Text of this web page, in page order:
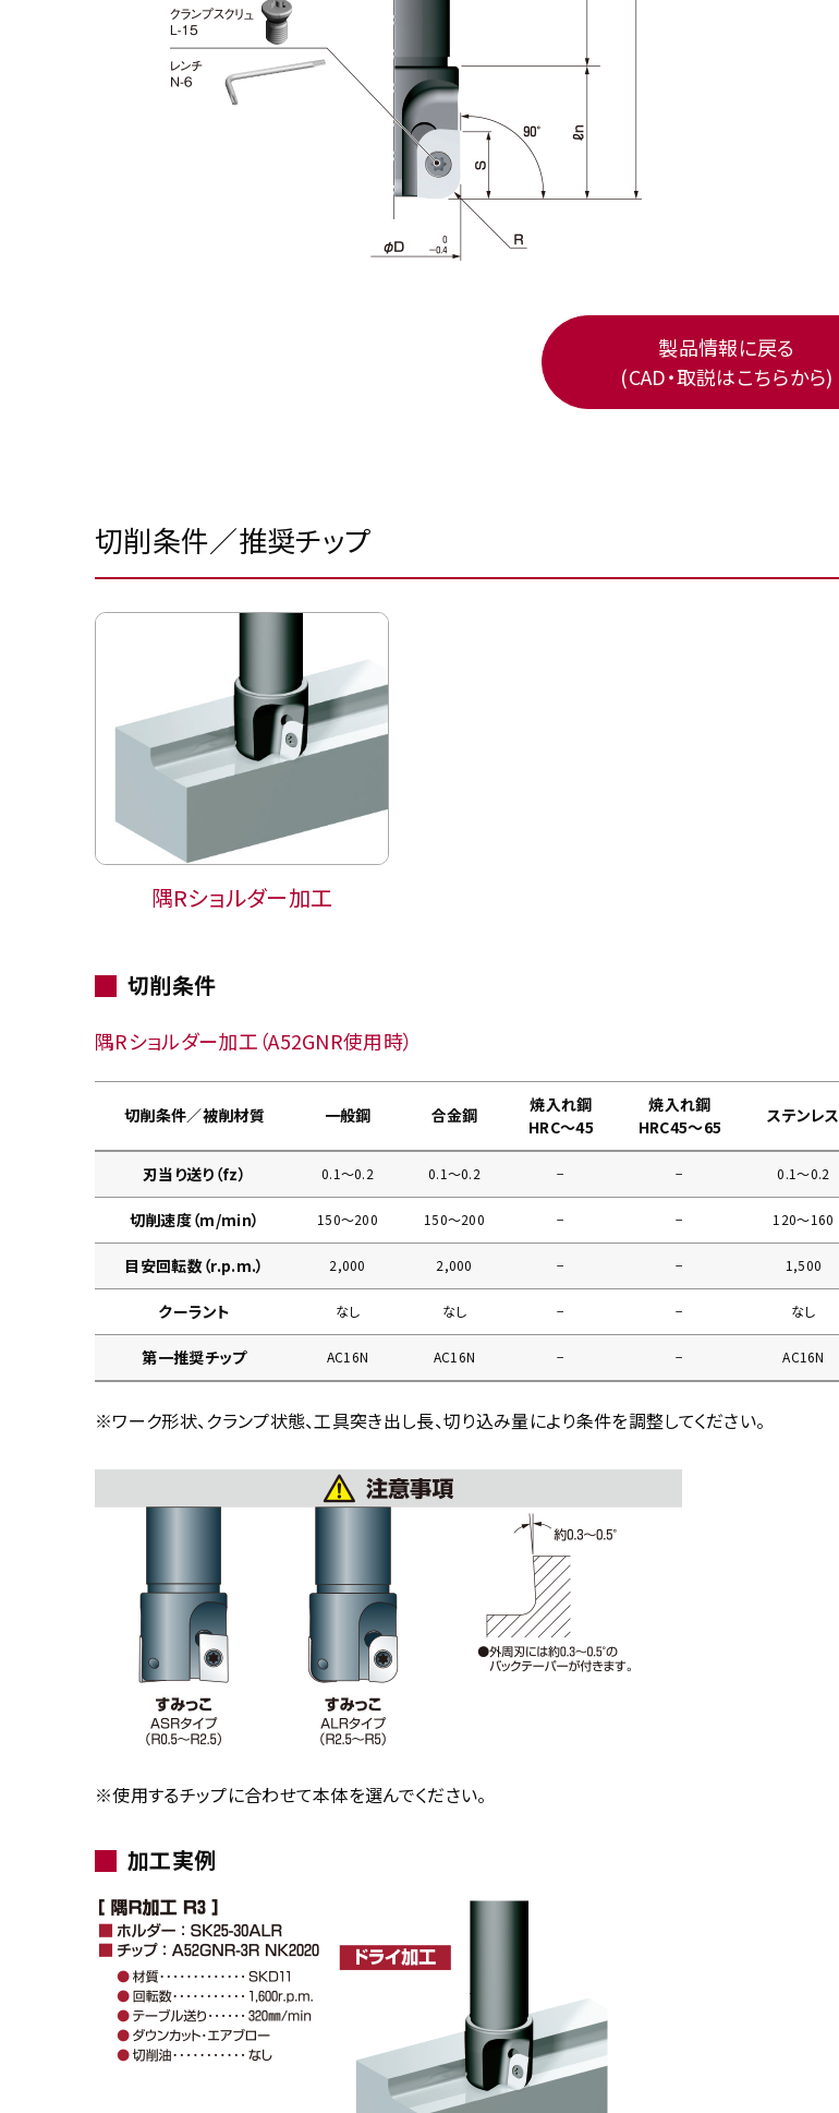
製品情報に戻る
(CAD・取説はこちらから)
切削条件／推奨チップ
隅Rショルダー加工
切削条件
隅Rショルダー加工（A52GNR使用時）
切削条件／被削材質 一般鋼 合金鋼
焼入れ鋼
HRC～45
焼入れ鋼
HRC45～65
ステンレス
刃当り送り（fz） 0.1〜0.2 0.1〜0.2 − − 0.1〜0.2
切削速度（m/min） 150〜200 150〜200 − − 120〜160
目安回転数（r.p.m.） 2,000 2,000 − − 1,500
クーラント なし なし − − なし
第一推奨チップ AC16N AC16N − − AC16N
※ワーク形状、クランプ状態、工具突き出し長、切り込み量により条件を調整してください。
※使用するチップに合わせて本体を選んでください。
加工実例